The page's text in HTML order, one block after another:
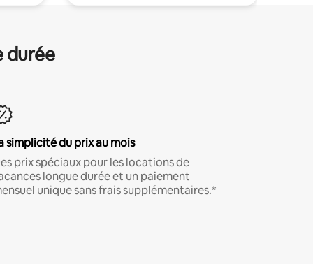
durée
simplicité du prix au mois
prix spéciaux pour les locations de
longue durée et un paiement
unique sans frais supplémentaires.*